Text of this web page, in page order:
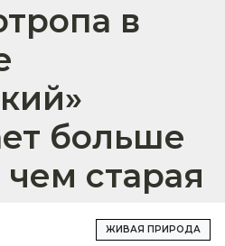
в
больше
чем старая
ЖИВАЯ ПРИРОДА